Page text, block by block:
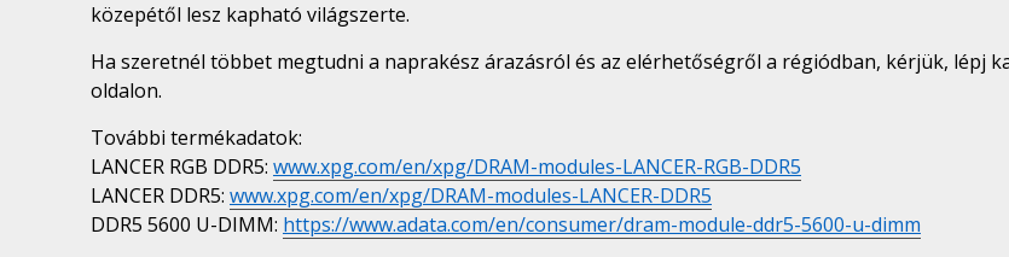
közepétől lesz kapható világszerte.
Ha szeretnél többet megtudni a naprakész árazásról és az elérhetőségről a régiódban, kérjük, lépj
oldalon.
További termékadatok:
LANCER RGB DDR5: www.xpg.com/en/xpg/DRAM-modules-LANCER-RGB-DDR5
LANCER DDR5: www.xpg.com/en/xpg/DRAM-modules-LANCER-DDR5
DDR5 5600 U-DIMM: https://www.adata.com/en/consumer/dram-module-ddr5-5600-u-dimm